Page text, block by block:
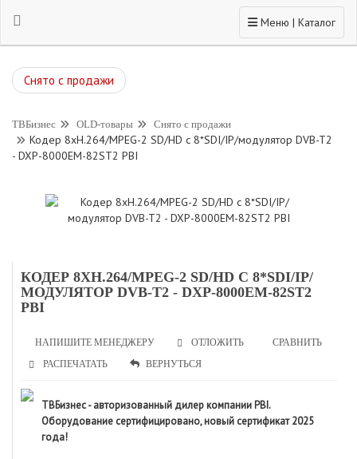
Toggle navigation
Меню | Каталог
Снято с продажи
ТВБизнес OLD-товары Снято с продажи
Кодер 8xH.264/MPEG-2 SD/HD с 8*SDI/IP/модулятор DVB-T2
- DXP-8000EM-82ST2 PBI
КОДЕР 8XH.264/MPEG-2 SD/HD С 8*SDI/IP/
МОДУЛЯТОР DVB-T2 - DXP-8000EM-82ST2
PBI
НАПИШИТЕ МЕНЕДЖЕРУ ОТЛОЖИТЬ
СРАВНИТЬ
РАСПЕЧАТАТЬ
ВЕРНУТЬСЯ
ТВБизнес - авторизованный дилер компании PBI.
Оборудование сертифицировано, новый сертификат 2025
года!